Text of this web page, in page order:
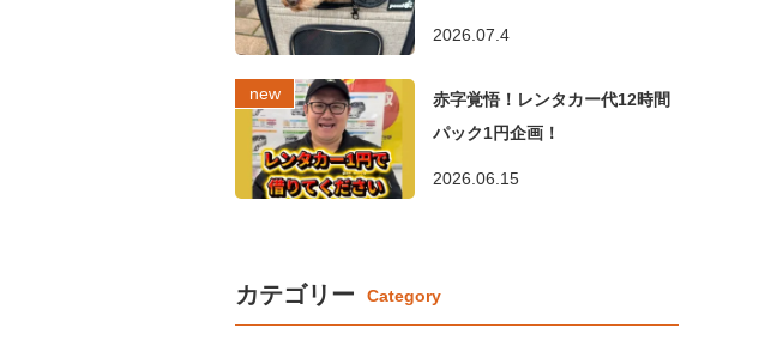
2026.07.4
赤字覚悟！レンタカー代12時間
パック1円企画！
2026.06.15
カテゴリー